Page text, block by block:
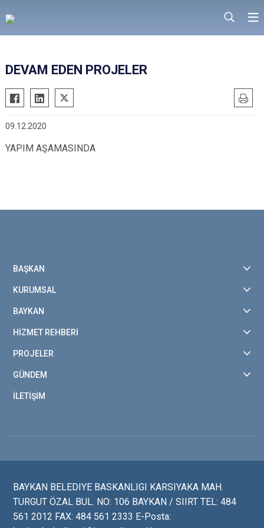
DEVAM EDEN PROJELER
09.12.2020
YAPIM AŞAMASINDA
BAŞKAN
KURUMSAL
BAYKAN
HİZMET REHBERİ
PROJELER
GÜNDEM
İLETİŞİM
BAYKAN BELEDIYE BASKANLIGI KARSIYAKA MAH.
TURGUT ÖZAL BUL. NO: 106 BAYKAN / SIIRT TEL: 484
561 2012 FAX: 484 561 2333 E-Posta: